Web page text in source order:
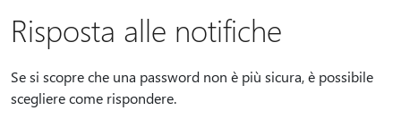
Risposta alle notifiche
Se si scopre che una password non è più sicura, è possibile
scegliere come rispondere.